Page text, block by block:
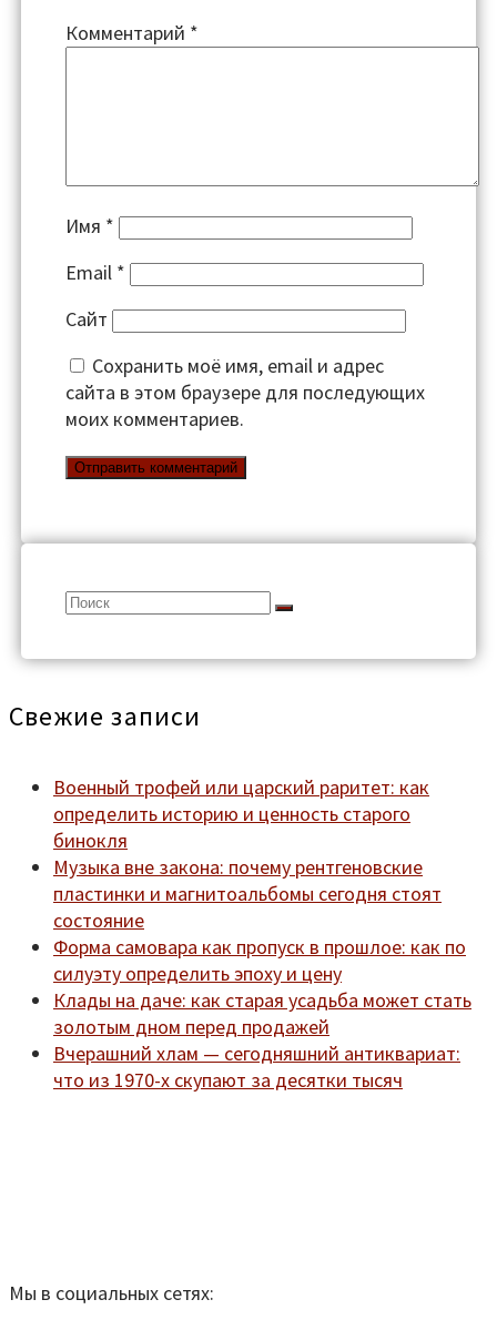
Комментарий *
Имя *
Email *
Сайт
Сохранить моё имя, email и адрес
сайта в этом браузере для последующих
моих комментариев.
Search
Свежие записи
Военный трофей или царский раритет: как
определить историю и ценность старого
бинокля
Музыка вне закона: почему рентгеновские
пластинки и магнитоальбомы сегодня стоят
состояние
Форма самовара как пропуск в прошлое: как по
силуэту определить эпоху и цену
Клады на даче: как старая усадьба может стать
золотым дном перед продажей
Вчерашний хлам — сегодняшний антиквариат:
что из 1970-х скупают за десятки тысяч
Мы в социальных сетях: